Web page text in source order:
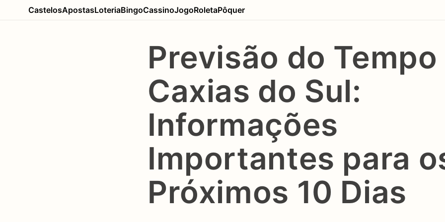
CastelosApostasLoteriaBingoCassinoJogoRoletaPôquer
Previsão do
Caxias do Sul:
Informações
Importantes para
Próximos 10 Dias